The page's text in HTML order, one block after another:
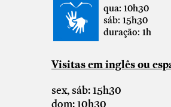
qua: 10h30
sáb: 15h30
duração: 1h
Visitas em inglês ou
sex, sáb: 15h30
dom: 10h30